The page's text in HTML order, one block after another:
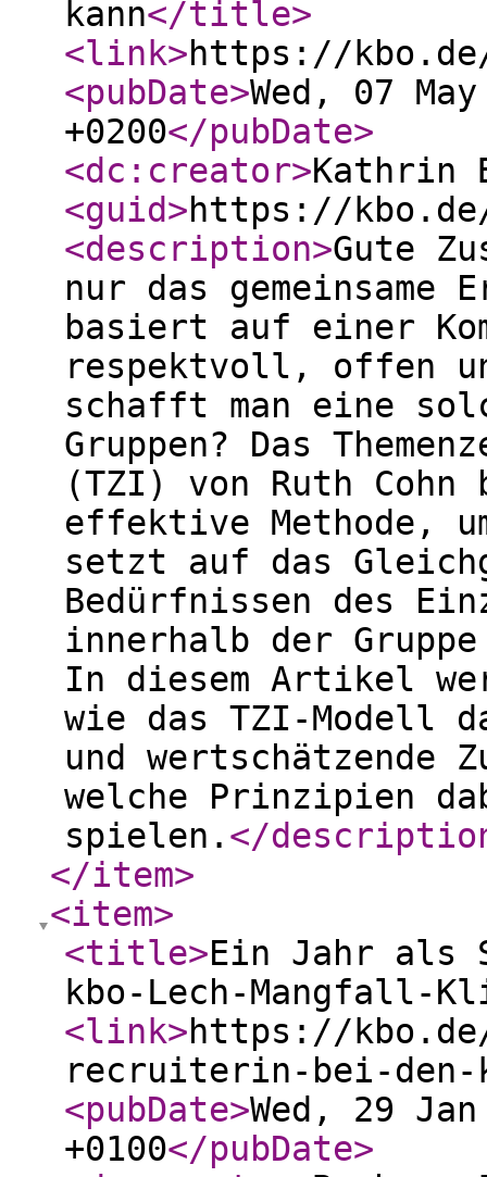
kann</title>
<link>https://
<pubDate>Wed, 07
+0200</pubDate>
<dc:creator>Kathrin
<guid>https://
<description>Gute
nur das
basiert auf einer
respektvoll, offen
schafft man eine
Gruppen? Das
(TZI) von Ruth
effektive Methode,
setzt auf das
Bedürfnissen des
innerhalb der Gruppe
In diesem Artikel
wie das TZI-Modell
und wertschätzende
welche Prinzipien
spielen. </
</item>
<item>
<title>Ein Jahr als
kbo-Lech-Mangfall-
<link>https://
recruiterin-bei-den-
<pubDate>Wed, 29
+0100</pubDate>